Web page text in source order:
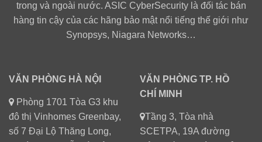
trong và ngoài nước. ASIC CyberSecurity là đối tác bán
hàng tin cậy của các hãng bảo mật nổi tiếng thế giới như
Synopsys, Niagara Networks…
VĂN PHÒNG HÀ NỘI
Phòng 1701 Tòa G3 khu
đô thị Vinhomes Greenbay,
số 7 Đại Lộ Thăng Long,
VĂN PHÒNG TP. HỒ
CHÍ MINH
Tầng 3, Tòa nhà
SCETPA, 19A đường